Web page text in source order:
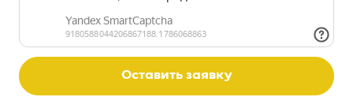
Оставить заявку